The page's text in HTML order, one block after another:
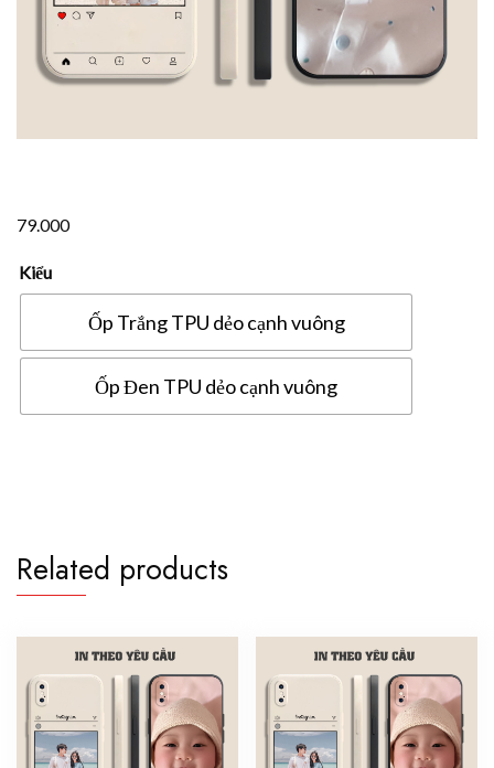
79.000
Kiểu
Ốp Trắng TPU dẻo cạnh vuông
Ốp Đen TPU dẻo cạnh vuông
Pro
in
theo
cầu
quantity
Related products